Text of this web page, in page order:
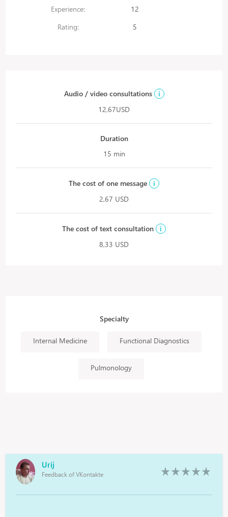
Experience:
12
Rating:
5
Audio / video consultations
i
12,67USD
Duration
15 min
The cost of one message
i
2,67 USD
The cost of text consultation
i
8,33 USD
Specialty
Internal Medicine Functional Diagnostics
Pulmonology
Urij
Feedback of VKontakte